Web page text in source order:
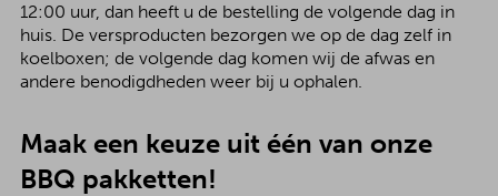
12:00 uur, dan heeft u de bestelling de volgende dag in
huis. De versproducten bezorgen we op de dag zelf in
koelboxen; de volgende dag komen wij de afwas en
andere benodigdheden weer bij u ophalen.
Maak een keuze uit één van onze
BBQ pakketten!